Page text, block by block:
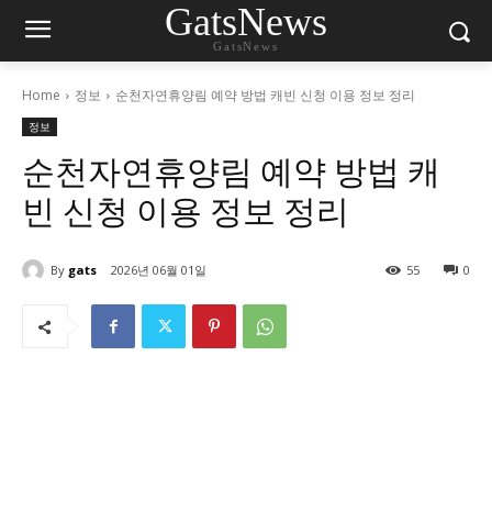
GatsNews
GatsNews
Home 정보 순천자연휴양림 예약 방법 캐빈 신청 이용 정보 정리
정보
순천자연휴양림 예약 방법 캐
빈 신청 이용 정보 정리
By gats 2026년 06월 01일 0
55